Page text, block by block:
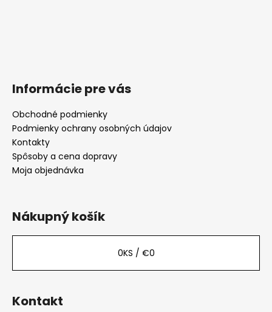
Informácie pre vás
Obchodné podmienky
Podmienky ochrany osobných údajov
Kontakty
Spôsoby a cena dopravy
Moja objednávka
Nákupný košík
0KS / €0
Kontakt